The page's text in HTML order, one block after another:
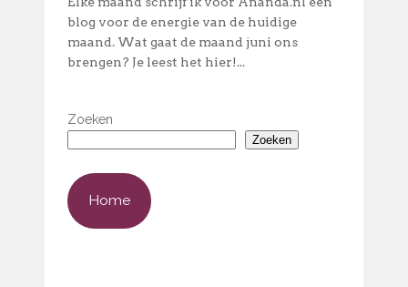
blog voor de energie van de huidige
maand. Wat gaat de maand juni ons
brengen? Je leest het hier!...
Zoeken
Zoeken
Home